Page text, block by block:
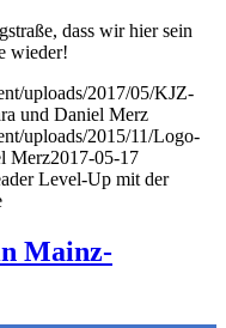
dass wir hier sein
wieder!
uploads/2017/05/KJZ-
und Daniel Merz
uploads/2015/11/Logo-
Merz2017-05-17
Level-Up mit der
Mainz-